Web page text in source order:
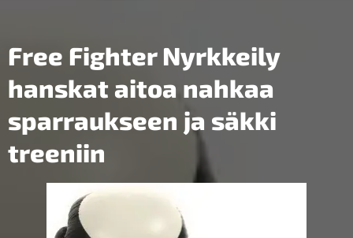
Free Fighter Nyrkkeily
hanskat aitoa nahkaa
sparraukseen ja säkki
treeniin